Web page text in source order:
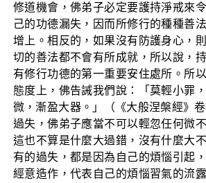
修道機會，佛弟子必定要護持淨戒來
己的功德漏失，因而所修行的種種善
增上。相反的，如果沒有防護身心，
切的善法都不會有所成就，所以說，
有修行功德的第一重要安住處所。所
態度上，佛告誡我們說：「莫輕小罪
微，漸盈大器。」（《大般涅槃經》
過失，佛弟子應當不可以輕忽任何微
這也不算是什麼大過錯，沒有什麼大
有的過失，都是因為自己的煩惱引起
經意造作，代表自己的煩惱習氣的流